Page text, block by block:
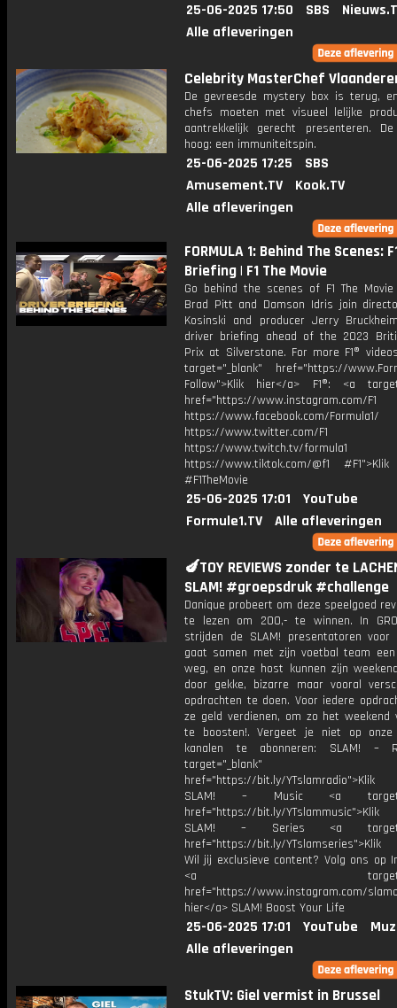
25-06-2025 17:50 SBS
Alle afleveringen
Celebrity MasterChef
De gevreesde mystery box is terug,
chefs moeten met visueel lelijke
aantrekkelijk gerecht presenteren.
hoog: een immuniteitspin.
25-06-2025 17:25
SBS
Amusement.TV
Kook.TV
Alle afleveringen
FORMULA 1: Behind The Scenes:
Briefing | F1 The Movie
Go behind the scenes of F1 The
Brad Pitt and Damson Idris join
Kosinski and producer Jerry
driver briefing ahead of the 2023
Prix at Silverstone. For more F1®
target="_blank" href="https://
Follow">Klik hier</a> F1®: <a
href="https://www.instagram.com/F1
https://www.facebook.com/Formula1/
https://www.twitter.com/F1
https://www.twitch.tv/formula1
https://www.tiktok.com/@f1
#F1TheMovie
25-06-2025 17:01
YouTube
Formule1.TV
Alle afleveringen
🍆TOY REVIEWS zonder te
SLAM! #groepsdruk #challenge
Danique probeert om deze speelgoed
te lezen om 200,- te winnen. In
strijden de SLAM! presentatoren voor
gaat samen met zijn voetbal team een
weg, en onze host kunnen zijn
door gekke, bizarre maar vooral
opdrachten te doen. Voor iedere
ze geld verdienen, om zo het weekend
te boosten!. Vergeet je niet op onze
kanalen te abonneren: SLAM! –
target="_blank"
href="https://bit.ly/
SLAM! – Music <a
href="https://bit.ly/
SLAM! – Series <a
href="https://bit.ly/
Wil jij exclusieve content? Volg ons op
<a
href="https://www.instagram.com/
hier</a> SLAM! Boost Your Life
25-06-2025 17:01 YouTube
Alle afleveringen
StukTV: Giel vermist in Brussel